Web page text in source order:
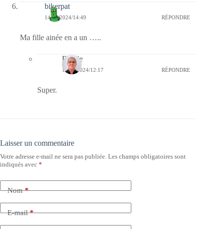
bikerpat
14/07/2024/14:49 RÉPONDRE
Ma fille ainée en a un …..
Bernie
18/07/2024/12:17 RÉPONDRE
Super.
Laisser un commentaire
Votre adresse e-mail ne sera pas publiée. Les champs obligatoires sont
indiqués avec *
Nom*
E-mail*